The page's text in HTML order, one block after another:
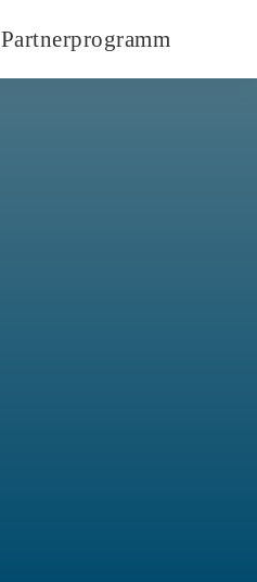
Partnerprogramm